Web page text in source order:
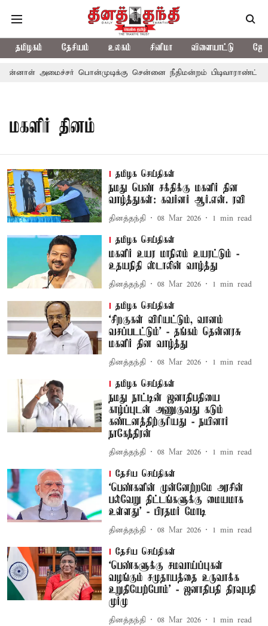
தமிழகம் தேசியம் உலகம் சினிமா விளையாட்டு
அமைச்சர் பொன்முடிக்கு சென்னை நீதிமன்றம் பிடிவாராண்ட்
மகளிர் தினம்
தமிழக செய்திகள்
நமது பெண் சக்திக்கு மகளிர் தின
வாழ்த்துகள்: கவர்னர் ஆர்.என். ரவி
தினத்தந்தி 08 Mar 2026 1 min read
தமிழக செய்திகள்
மகளிர் உயர மாநிலம் உயரட்டும் -
உதயநிதி ஸ்டாலின் வாழ்த்து
தினத்தந்தி 08 Mar 2026 1 min read
தமிழக செய்திகள்
‘சிறகுகள் விரியட்டும், வானம்
வசப்படட்டும்’ - தங்கம் தென்னரசு
மகளிர் தின வாழ்த்து
தினத்தந்தி 08 Mar 2026 1 min read
தமிழக செய்திகள்
நமது நாட்டின் ஜனாதிபதியை
காழ்ப்புடன் அணுகுவது கடும்
கண்டனத்திற்குரியது - நயினார்
நாகேந்திரன்
தினத்தந்தி 08 Mar 2026 1 min read
தேசிய செய்திகள்
‘பெண்களின் முன்னேற்றமே அரசின்
பல்வேறு திட்டங்களுக்கு மையமாக
உள்ளது’ - பிரதமர் மோடி
தினத்தந்தி 08 Mar 2026 1 min read
தேசிய செய்திகள்
‘பெண்களுக்கு சமவாய்ப்புகள்
வழங்கும் சமுதாயத்தை உருவாக்க
உறுதியேற்போம்’ - ஜனாதிபதி திரவுபதி
முர்மு
தினத்தந்தி 08 Mar 2026 1 min read